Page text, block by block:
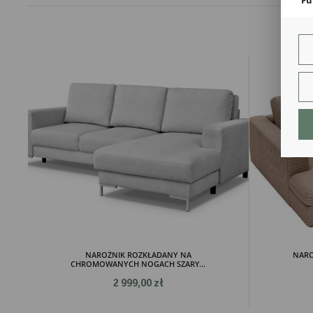
NAROŻNIK ROZKŁADANY NA
CHROMOWANYCH NOGACH SZARY...
2 999,00 zł